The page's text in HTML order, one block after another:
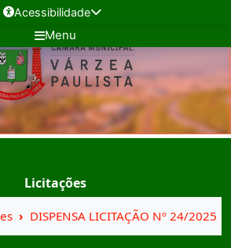
Acessibilidade
Menu
Licitações
DISPENSA LICITAÇÃO Nº 24/2025